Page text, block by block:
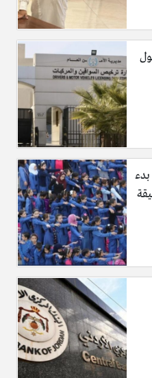
الراحل علي عبد الله صالح
البوابه الجنوبية لمنزلة
مهرجان الاحتفال بمرور
تعرض الرئيس اليمني صالح في عصر يوم الأثنين 4 ديسمبر 2017
بعدما نصب له الحوثيين كميناً
في الحال لينتهي محاولات
2027 وحقيقة